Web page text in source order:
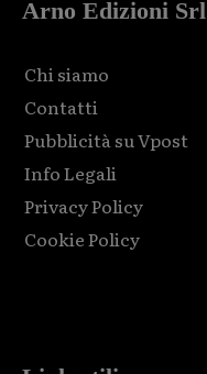
Arno Edizioni Srl
Chi siamo
Contatti
Pubblicità su Vpost
Info Legali
Privacy Policy
Cookie Policy